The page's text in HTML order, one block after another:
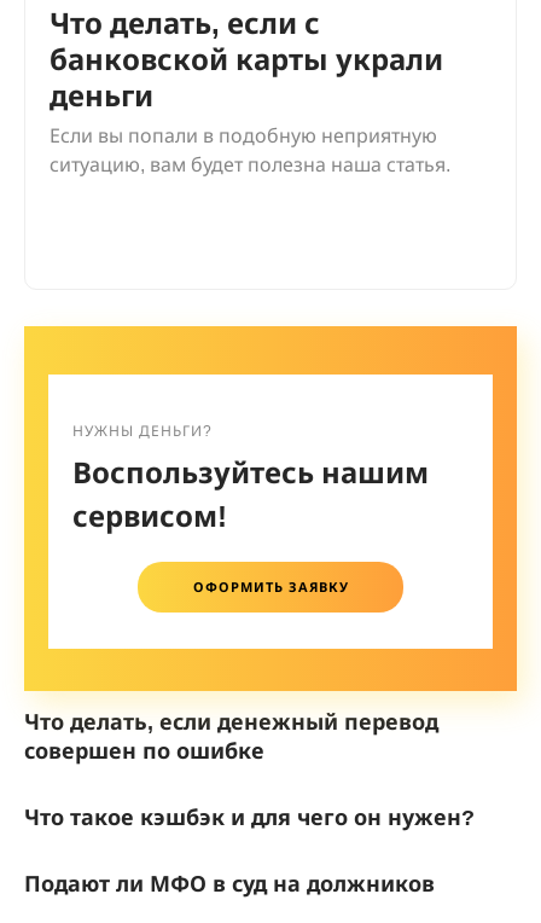
Что делать, если с
банковской карты украли
деньги
Если вы попали в подобную неприятную
ситуацию, вам будет полезна наша статья.
НУЖНЫ ДЕНЬГИ?
Воспользуйтесь нашим
сервисом!
ОФОРМИТЬ ЗАЯВКУ
Что делать, если денежный перевод
совершен по ошибке
Что такое кэшбэк и для чего он нужен?
Подают ли МФО в суд на должников